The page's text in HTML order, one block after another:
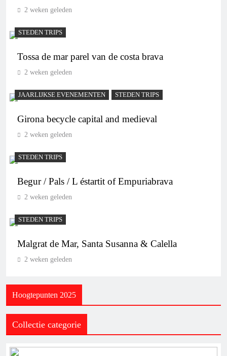
2 weken geleden
STEDEN TRIPS
Tossa de mar parel van de costa brava
2 weken geleden
JAARLIJKSE EVENEMENTEN STEDEN TRIPS
Girona becycle capital and medieval
2 weken geleden
STEDEN TRIPS
Begur / Pals / L éstartit of Empuriabrava
2 weken geleden
STEDEN TRIPS
Malgrat de Mar, Santa Susanna & Calella
2 weken geleden
Hoogtepunten 2025
Collectie categorie